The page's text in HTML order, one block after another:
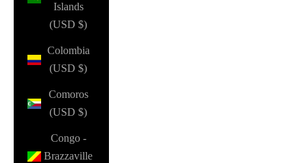
Islands
(USD $)
Colombia
(USD $)
Comoros
(USD $)
Congo -
Brazzaville